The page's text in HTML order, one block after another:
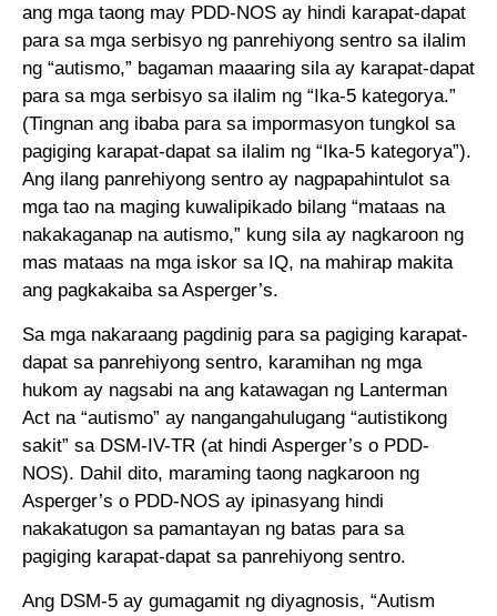
ang mga taong may PDD-NOS ay hindi karapat-dapat
para sa mga serbisyo ng panrehiyong sentro sa ilalim
ng “autismo,” bagaman maaaring sila ay karapat-dapat
para sa mga serbisyo sa ilalim ng “Ika-5 kategorya.”
(Tingnan ang ibaba para sa impormasyon tungkol sa
pagiging karapat-dapat sa ilalim ng “Ika-5 kategorya”).
Ang ilang panrehiyong sentro ay nagpapahintulot sa
mga tao na maging kuwalipikado bilang “mataas na
nakakaganap na autismo,” kung sila ay nagkaroon ng
mas mataas na mga iskor sa IQ, na mahirap makita
ang pagkakaiba sa Asperger’s.
Sa mga nakaraang pagdinig para sa pagiging karapat-
dapat sa panrehiyong sentro, karamihan ng mga
hukom ay nagsabi na ang katawagan ng Lanterman
Act na “autismo” ay nangangahulugang “autistikong
sakit” sa DSM-IV-TR (at hindi Asperger’s o PDD-
NOS). Dahil dito, maraming taong nagkaroon ng
Asperger’s o PDD-NOS ay ipinasyang hindi
nakakatugon sa pamantayan ng batas para sa
pagiging karapat-dapat sa panrehiyong sentro.
Ang DSM-5 ay gumagamit ng diyagnosis, “Autism